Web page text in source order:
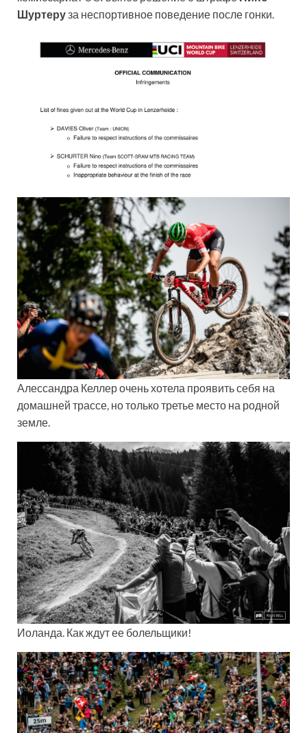
Шуртеруза неспортивное поведение после гонки.
Алессандра Келлер очень хотела проявить себя на
домашней трассе, но только третье место на родной
земле.
Иоланда. Как ждут ее болельщики!